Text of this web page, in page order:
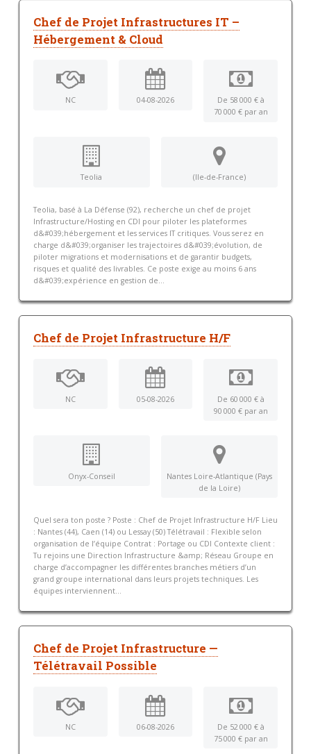
Chef de Projet Infrastructures IT –
Hébergement & Cloud
NC 04-08-2026
De 58 000 € à
70 000 € par an
Teolia (Ile-de-France)
Teolia, basé à La Défense (92), recherche un chef de projet
Infrastructure/Hosting en CDI pour piloter les plateformes
d&#039;hébergement et les services IT critiques. Vous serez en
charge d&#039;organiser les trajectoires d&#039;évolution, de
piloter migrations et modernisations et de garantir budgets,
risques et qualité des livrables. Ce poste exige au moins 6 ans
d&#039;expérience en gestion de...
Chef de Projet Infrastructure H/F
NC 05-08-2026
De 60 000 € à
90 000 € par an
Onyx-Conseil
Nantes Loire-Atlantique (Pays
de la Loire)
Quel sera ton poste ? Poste : Chef de Projet Infrastructure H/F Lieu
: Nantes (44), Caen (14) ou Lessay (50) Télétravail : Flexible selon
organisation de l’équipe Contrat : Portage ou CDI Contexte client :
Tu rejoins une Direction Infrastructure &amp; Réseau Groupe en
charge d’accompagner les différentes branches métiers d’un
grand groupe international dans leurs projets techniques. Les
équipes interviennent...
Chef de Projet Infrastructure —
Télétravail Possible
NC 06-08-2026
De 52 000 € à
75 000 € par an